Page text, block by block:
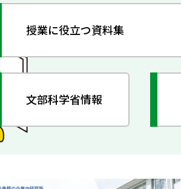
授業に役立つ資料集
文部科学省情報